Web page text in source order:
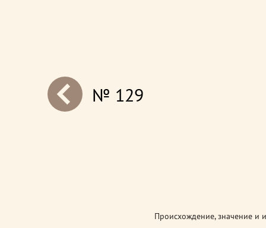
next№ 129
Происхождение, значение и